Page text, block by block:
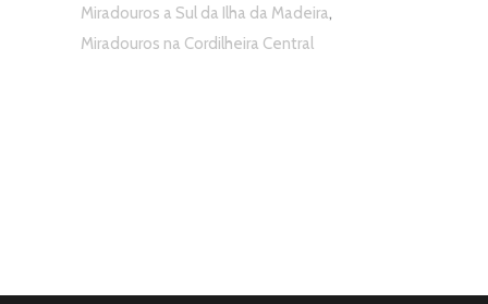
Miradouros a Sul da Ilha da Madeira,
Miradouros na Cordilheira Central